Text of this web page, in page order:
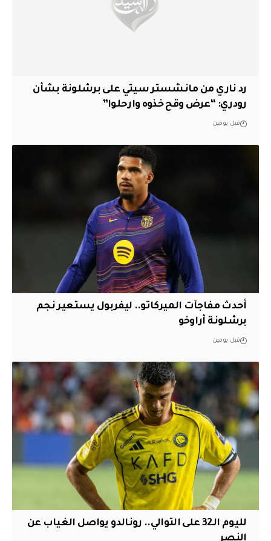
رد ناري من مانشستر سيتي على برشلونة بشأن
رودري: “عرض وقح خذوه وارحلوا”
قبل يومين
أحدث مفاجآت الميركاتو.. ليفربول يستعير نجم
برشلونة أراوخو
قبل يومين
لليوم الـ32 على التوالي.. رونالدو يواصل الغياب عن
النصر